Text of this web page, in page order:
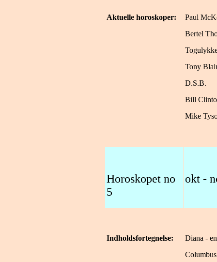
Aktuelle horoskoper:
Paul
Bertel
Tony
D.S.B.
Bill
Mike
Horoskopet no
5
okt -
Indholdsfortegnelse:
Diana -